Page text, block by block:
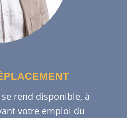
se rend disponible, à
votre emploi du